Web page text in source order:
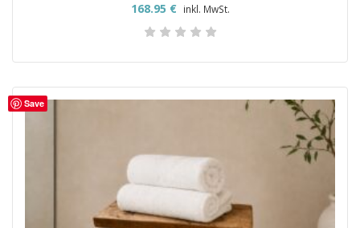
168.95 € inkl. MwSt.
Save